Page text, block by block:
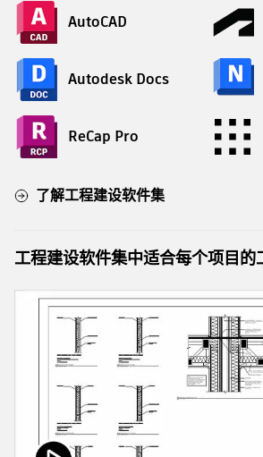
AutoCAD
Autodesk Docs
ReCap Pro
了解工程建设软件集
工程建设软件集中适合每个项目的